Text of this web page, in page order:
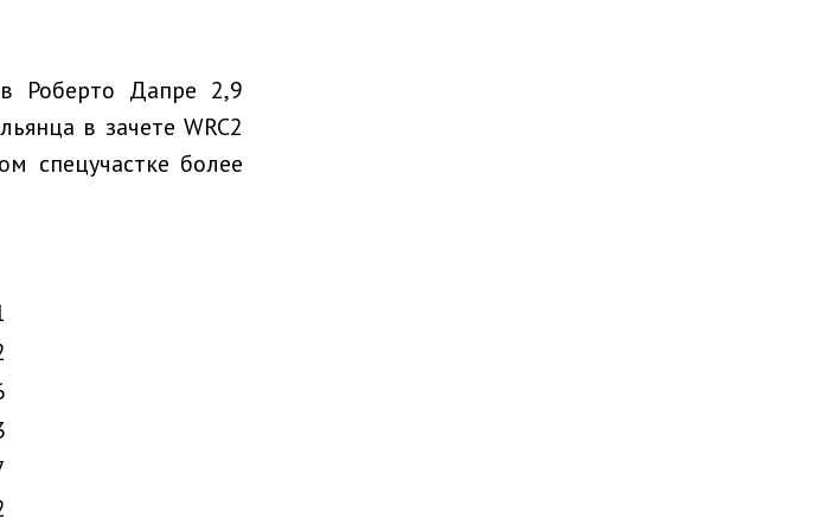
Роберто Дапре 2,9
в зачете WRC2
спецучастке более